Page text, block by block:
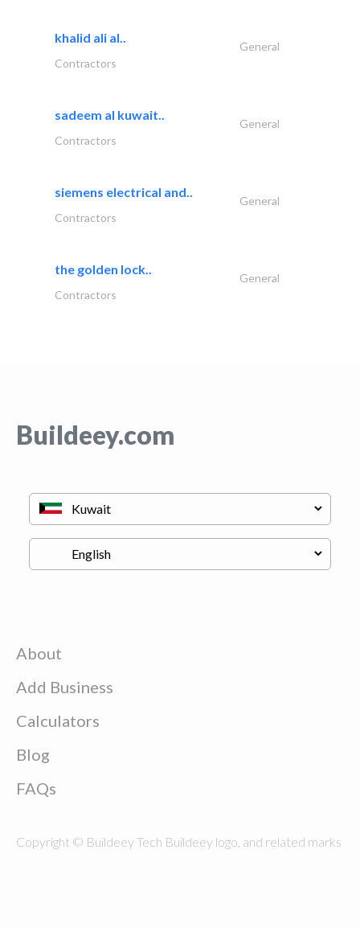
khalid ali al..
General
Contractors
sadeem al kuwait..
General
Contractors
siemens electrical and..
General
Contractors
the golden lock..
General
Contractors
Buildeey.com
About
Add Business
Calculators
Blog
FAQs
Copyright © Buildeey Tech Buildeey logo, and related marks